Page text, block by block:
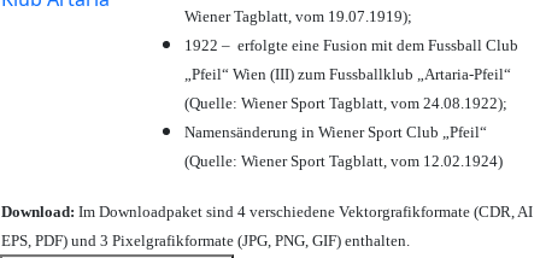
Wiener Tagblatt, vom 19.07.1919);
1922 – erfolgte eine Fusion mit dem Fussball Club
„Pfeil“ Wien (III) zum Fussballklub „Artaria-Pfeil“
(Quelle: Wiener Sport Tagblatt, vom 24.08.1922);
Namensänderung in Wiener Sport Club „Pfeil“
(Quelle: Wiener Sport Tagblatt, vom 12.02.1924)
Download: Im Downloadpaket sind 4 verschiedene Vektorgrafikformate (CDR, AI
EPS, PDF) und 3 Pixelgrafikformate (JPG, PNG, GIF) enthalten.